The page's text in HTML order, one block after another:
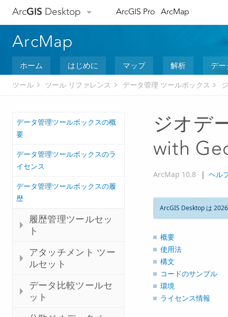
ArcGIS Desktop ArcGIS Pro ArcMap
ArcMap
ホーム はじめに マップ 解析 デ
ツール ツール リファレンス データ管理 ツールボックス
データ管理ツールボックスの概
要
データ管理ツールボックスのラ
イセンス
データ管理ツールボックスの履
歴
履歴管理ツールセッ
ト
アタッチメント ツー
ルセット
データ比較ツールセ
ット
ジオデ
with
ArcMap 10.8 | ヘル
ArcGIS Desktop は
概要
使用法
構文
コードのサンプル
環境
ライセンス情報